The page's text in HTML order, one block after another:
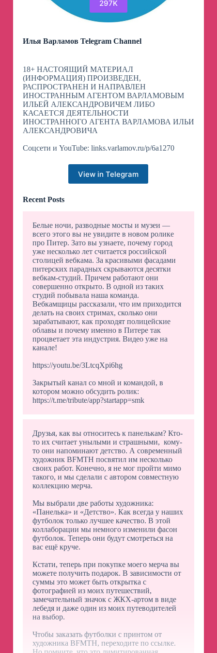
297K
Илья Варламов Telegram Channel
18+ НАСТОЯЩИЙ МАТЕРИАЛ
(ИНФОРМАЦИЯ) ПРОИЗВЕДЕН,
РАСПРОСТРАНЕН И НАПРАВЛЕН
ИНОСТРАННЫМ АГЕНТОМ ВАРЛАМОВЫМ
ИЛЬЕЙ АЛЕКСАНДРОВИЧЕМ ЛИБО
КАСАЕТСЯ ДЕЯТЕЛЬНОСТИ
ИНОСТРАННОГО АГЕНТА ВАРЛАМОВА ИЛЬИ
АЛЕКСАНДРОВИЧА
Соцсети и YouTube: links.varlamov.ru/p/6a1270
View in Telegram
Recent Posts
Белые ночи, разводные мосты и музеи —
всего этого вы не увидите в новом ролике
про Питер. Зато вы узнаете, почему город
уже несколько лет считается российской
столицей вебкама. За красивыми фасадами
питерских парадных скрываются десятки
вебкам-студий. Причем работают они
совершенно открыто. В одной из таких
студий побывала наша команда.
Вебкамщицы рассказали, что им приходится
делать на своих стримах, сколько они
зарабатывают, как проходят полицейские
облавы и почему именно в Питере так
процветает эта индустрия. Видео уже на
канале!
https://youtu.be/3LtcqXpi6hg
Закрытый канал со мной и командой, в
котором можно обсудить ролик:
https://t.me/tribute/app?startapp=smk
Друзья, как вы относитесь к панелькам? Кто-
то их считает унылыми и страшными, кому-
то они напоминают детство. А современный
художник BFMTH посвятил им несколько
своих работ. Конечно, я не мог пройти мимо
такого, и мы сделали с автором совместную
коллекцию мерча.
Мы выбрали две работы художника:
«Панелька» и «Детство». Как всегда у наших
футболок только лучшее качество. В этой
коллаборации мы немного изменили фасон
футболок. Теперь они будут смотреться на
вас ещё круче.
Кстати, теперь при покупке моего мерча вы
можете получить подарок. В зависимости от
суммы это может быть открытка с
фотографией из моих путешествий,
замечательный значок с ЖКХ-артом в виде
лебедя и даже один из моих путеводителей
на выбор.
Чтобы заказать футболки с принтом от
художника BFMTH, переходите по ссылке.